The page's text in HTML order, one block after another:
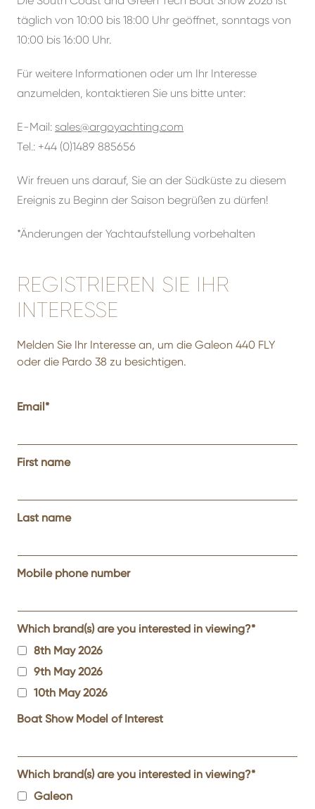
täglich von 10:00 bis 18:00 Uhr geöffnet, sonntags von
10:00 bis 16:00 Uhr.
Für weitere Informationen oder um Ihr Interesse
anzumelden, kontaktieren Sie uns bitte unter:
E-Mail: sales@argoyachting.com
Tel.: +44 (0)1489 885656
Wir freuen uns darauf, Sie an der Südküste zu diesem
Ereignis zu Beginn der Saison begrüßen zu dürfen!
*Änderungen der Yachtaufstellung vorbehalten
REGISTRIEREN SIE IHR
INTERESSE
Melden Sie Ihr Interesse an, um die Galeon 440 FLY
oder die Pardo 38 zu besichtigen.
Email*
First name
Last name
Mobile phone number
Which brand(s) are you interested in viewing?*
8th May 2026
9th May 2026
10th May 2026
Boat Show Model of Interest
Which brand(s) are you interested in viewing?*
Galeon